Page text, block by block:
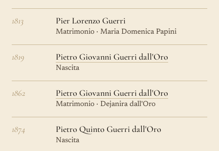
1813 Pier Lorenzo Guerri
Matrimonio · Maria Domenica Papini
1819 Pietro Giovanni Guerri dall'Oro
Nascita
1862 Pietro Giovanni Guerri dall'Oro
Matrimonio · Dejanira dall'Oro
1874 Pietro Quinto Guerri dall'Oro
Nascita